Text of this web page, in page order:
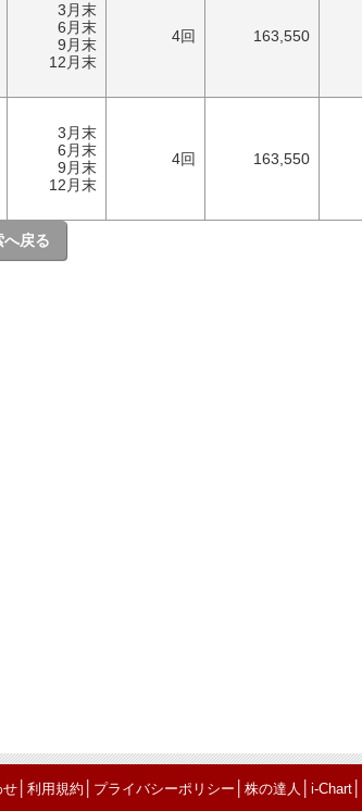
3月末
6月末
9月末
12月末
4回 163,550
3月末
6月末
9月末
12月末
4回 163,550
へ戻る
せ│ 利用規約 プライバシーポリシー 株の達人 i-Chart│